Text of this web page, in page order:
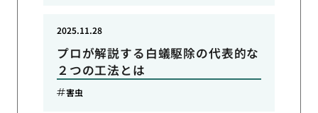
プロが解説する白蟻駆除の代表的な
２つの工法とは
2025.11.28
害虫